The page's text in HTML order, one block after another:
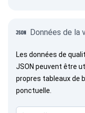
Données de la
Les données de
JSON peuvent être
propres tableaux de
ponctuelle.